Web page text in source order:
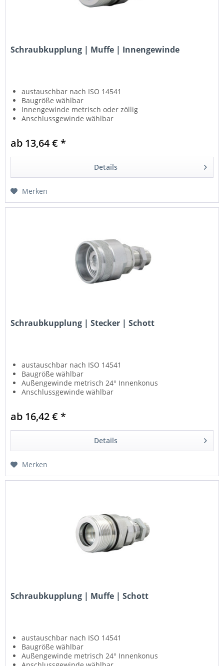
Schraubkupplung | Muffe | Innengewinde
austauschbar nach ISO 14541
Baugröße wählbar
Innengewinde metrisch oder zöllig
Anschlussgewinde wählbar
ab 13,64 € *
Details
Merken
Schraubkupplung | Stecker | Schott
austauschbar nach ISO 14541
Baugröße wählbar
Außengewinde metrisch 24° Innenkonus
Anschlussgewinde wählbar
ab 16,42 € *
Details
Merken
Schraubkupplung | Muffe | Schott
austauschbar nach ISO 14541
Baugröße wählbar
Außengewinde metrisch 24° Innenkonus